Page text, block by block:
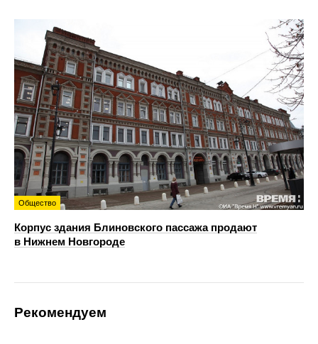
Общество
Корпус здания Блиновского пассажа продают
в Нижнем Новгороде
Рекомендуем